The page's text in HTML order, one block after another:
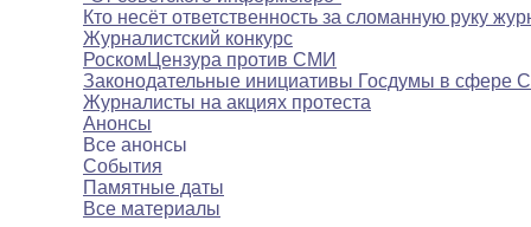
Кто несёт ответственность за сломанную руку
Журналистский конкурс
РоскомЦензура против СМИ
Законодательные инициативы Госдумы в сфере
Журналисты на акциях протеста
Анонсы
Все анонсы
События
Памятные даты
Все материалы